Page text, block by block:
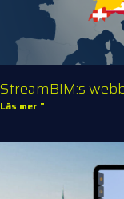
StreamBIM:s
Läs mer "